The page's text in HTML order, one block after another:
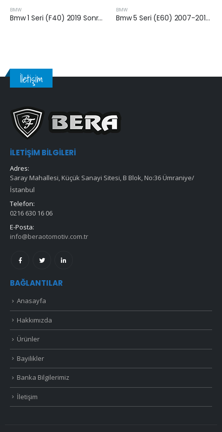
BMW BMW
İletişim
İLETIŞIM BILGILERI
Adres:
Saray Mahallesi, Küçük Sanayi Sitesi, B Blok, No:36 Ümraniye/
İstanbul
Telefon:
0216 630 16 06
E-Posta:
info@beraotomotiv.com.tr
BAĞLANTILAR
Anasayfa
Hakkımızda
Ürünler
Bayilikler
Banka Bilgilerimiz
İletişim